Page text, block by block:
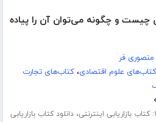
چیست و چگونه می‌توان آن را پیاده
منصوری فر
کتاب‌های علوم اقتصادی،کتاب‌های تجارت
کتاب بازاریابی اینترنتی،دانلود کتاب بازاریابی